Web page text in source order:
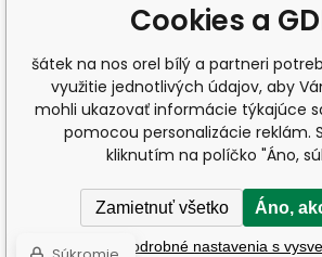
Cookies a
šátek na nos orel bílý a partneri
využitie jednotlivých údajov, aby
mohli ukazovať informácie týkajúce
pomocou personalizácie reklám.
kliknutím na políčko "Áno,
Zamietnuť všetko Áno,
Podrobné nastavenia s